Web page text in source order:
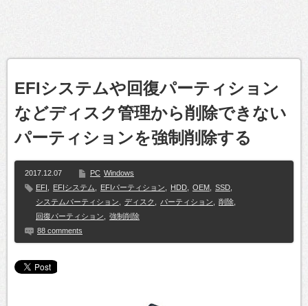
EFIシステムや回復パーティション
などディスク管理から削除できない
パーティションを強制削除する
2017.12.07 PC Windows
EFI
EFIシステム EFIパーティション HDD OEM SSD
システムパーティション
ディスク パーティション 削除
回復パーティション
強制削除
88 comments